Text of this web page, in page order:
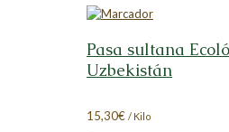
Pasa sultana
Uzbekistán
15,30€ / Kilo